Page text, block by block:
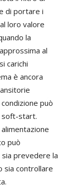
di portare i
loro valore
la
al
carichi
è ancora
può
soft-start.
può
prevedere la
sia controllare